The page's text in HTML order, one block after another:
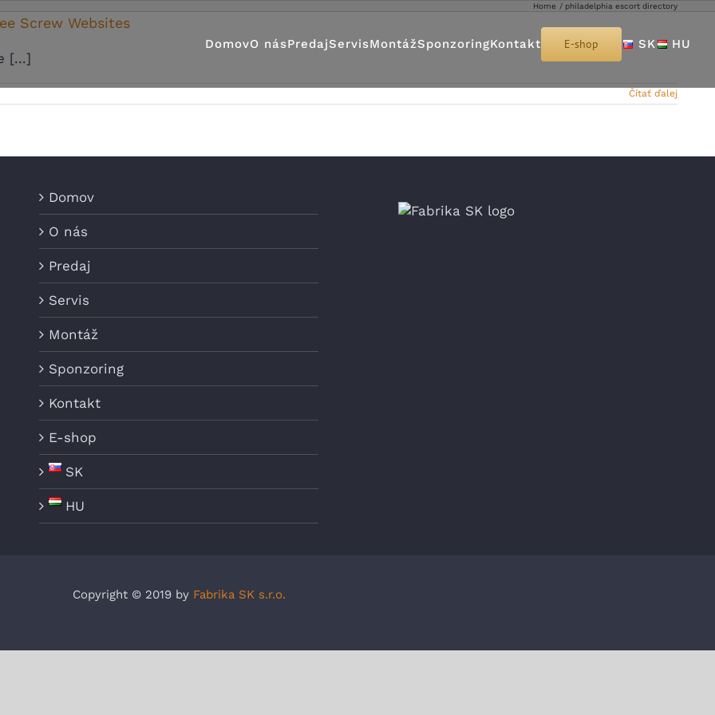
DomovO násPredajServisMontážSponzoringKontakt E-shop SK HU
Home philadelphia escort directory
Screw Websites
[...]
Čítať ďalej
Domov
O nás
Predaj
Servis
Montáž
Sponzoring
Kontakt
E-shop
SK
HU
Copyright © 2019 by Fabrika SK s.r.o.